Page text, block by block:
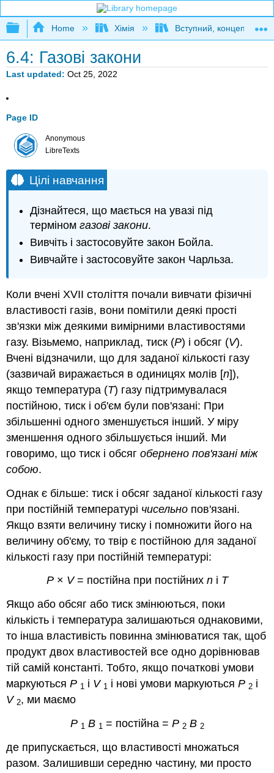
Expand/collapse global hierarchy
Home Хімія Вступний,
6.4: Газові закони
Last updated Oct 25, 2022
Page ID
Anonymous
LibreTexts
Цілі навчання
Дізнайтеся, що мається на увазі під
терміномгазові закони.
Вивчіть і застосовуйте закон Бойла.
Вивчайте і застосовуйте закон Чарльза.
Коли вчені XVII століття почали вивчати фізичні
властивості газів, вони помітили деякі прості
зв'язки між деякими вимірними властивостями
газу. Візьмемо, наприклад, тиск (P) і обсяг (V).
Вчені відзначили, що для заданої кількості газу
(зазвичай виражається в одиницях молів [n]),
якщо температура (T) газу підтримувалася
постійною, тиск і об'єм були пов'язані: При
збільшенні одного зменшується інший. У міру
зменшення одного збільшується інший. Ми
говоримо, що тиск і обсягобернено пов'язані між
собою.
Однак є більше: тиск і обсяг заданої кількості газу
при постійній температурі чисельно пов'язані.
Якщо взяти величину тиску і помножити його на
величину об'єму, то твір є постійною для заданої
кількості газу при постійній температурі:
P× V= постійна при постійних nі T
Якщо або обсяг або тиск змінюються, поки
кількість і температура залишаються однаковими,
то інша властивість повинна змінюватися так, щоб
продукт двох властивостей все одно дорівнював
тій самій константі. Тобто, якщо початкові умови
маркуютьсяP 1 і V 1 і нові умови маркуютьсяP 2 і
V 2, ми маємо
Р 1 В 1 = постійна = Р 2 В 2
де припускається, що властивості множаться
разом. Залишивши середню частину, ми просто